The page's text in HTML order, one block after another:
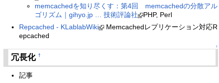
memcachedを知り尽くす：第4回 memcachedの分散アル
ゴリズム｜gihyo.jp … 技術評論社
PHP, Perl
Repcached - KLablabWiki
Memcachedレプリケーション対応R
epcached
↑
冗長化†
記事